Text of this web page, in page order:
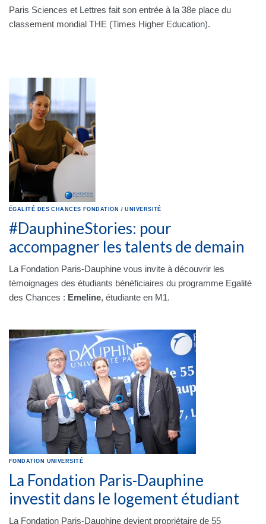
Paris Sciences et Lettres fait son entrée à la 38e place du
classement mondial THE (Times Higher Education).
ÉGALITÉ DES CHANCES FONDATION /UNIVERSITÉ
#DauphineStories: pour
accompagner les talents de demain
La Fondation Paris-Dauphine vous invite à découvrir les
témoignages des étudiants bénéficiaires du programme Egalité
des Chances : Emeline, étudiante en M1.
FONDATION UNIVERSITÉ
La Fondation Paris-Dauphine
investit dans le logement étudiant
La Fondation Paris-Dauphine devient propriétaire de 55